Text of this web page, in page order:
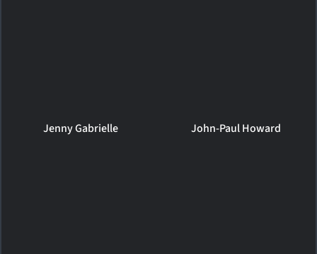
Jenny Gabrielle John-Paul Howard